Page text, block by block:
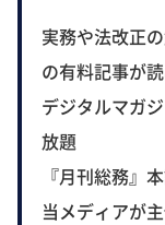
実務や法改正
の有料記事が
デジタルマガ
放題
『月刊総務』
当メディアが